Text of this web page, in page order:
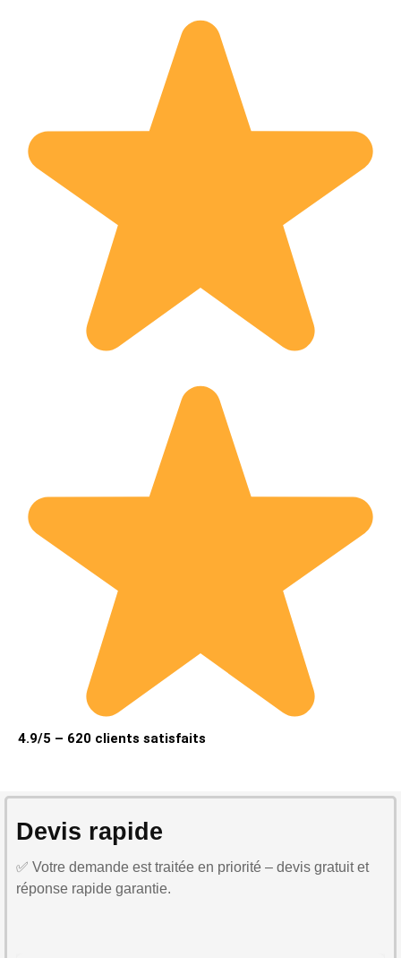
4.9/5 – 620 clients satisfaits
Devis rapide
✅ Votre demande est traitée en priorité – devis gratuit et
réponse rapide garantie.